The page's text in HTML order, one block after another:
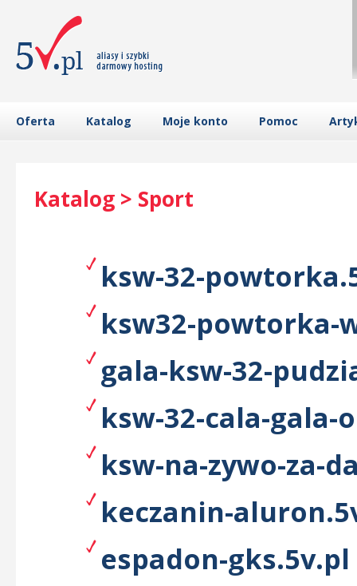
Oferta Katalog Moje konto Pomoc
Katalog > Sport
ksw-32-
ksw32-powtorka-
gala-ksw-32-
ksw-32-cala-gala-
ksw-na-zywo-za-
keczanin-
espadon-gks.5v.pl